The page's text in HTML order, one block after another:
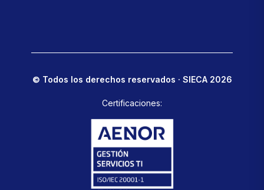
© Todos los derechos reservados · SIECA 2026
Certificaciones: